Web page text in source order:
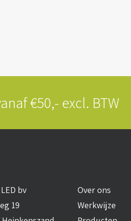
€50,- excl. BTW
bv
19
Over ons
Werkwijze